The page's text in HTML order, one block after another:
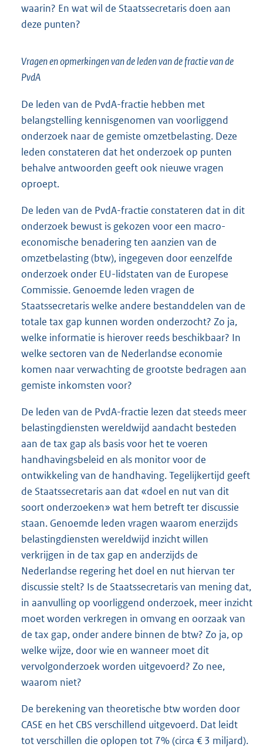
waarin? En wat wil de Staatssecretaris doen aan
deze punten?
Vragen en opmerkingen van de leden van de fractie van de
PvdA
De leden van de PvdA-fractie hebben met
belangstelling kennisgenomen van voorliggend
onderzoek naar de gemiste omzetbelasting. Deze
leden constateren dat het onderzoek op punten
behalve antwoorden geeft ook nieuwe vragen
oproept.
De leden van de PvdA-fractie constateren dat in dit
onderzoek bewust is gekozen voor een macro-
economische benadering ten aanzien van de
omzetbelasting (btw), ingegeven door eenzelfde
onderzoek onder EU-lidstaten van de Europese
Commissie. Genoemde leden vragen de
Staatssecretaris welke andere bestanddelen van de
totale tax gap kunnen worden onderzocht? Zo ja,
welke informatie is hierover reeds beschikbaar? In
welke sectoren van de Nederlandse economie
komen naar verwachting de grootste bedragen aan
gemiste inkomsten voor?
De leden van de PvdA-fractie lezen dat steeds meer
belastingdiensten wereldwijd aandacht besteden
aan de tax gap als basis voor het te voeren
handhavingsbeleid en als monitor voor de
ontwikkeling van de handhaving. Tegelijkertijd geeft
de Staatssecretaris aan dat «doel en nut van dit
soort onderzoeken» wat hem betreft ter discussie
staan. Genoemde leden vragen waarom enerzijds
belastingdiensten wereldwijd inzicht willen
verkrijgen in de tax gap en anderzijds de
Nederlandse regering het doel en nut hiervan ter
discussie stelt? Is de Staatssecretaris van mening dat,
in aanvulling op voorliggend onderzoek, meer inzicht
moet worden verkregen in omvang en oorzaak van
de tax gap, onder andere binnen de btw? Zo ja, op
welke wijze, door wie en wanneer moet dit
vervolgonderzoek worden uitgevoerd? Zo nee,
waarom niet?
De berekening van theoretische btw worden door
CASE en het CBS verschillend uitgevoerd. Dat leidt
tot verschillen die oplopen tot 7% (circa € 3 miljard).